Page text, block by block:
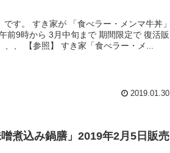
・メンマ牛丼」
前9時から 3月中旬まで 期間限定で 復活販
売開始するということで、、、 【参照】 すき家「食べラー・メ...
2019.01.30
煮込み鍋膳」2019年2月5日販売